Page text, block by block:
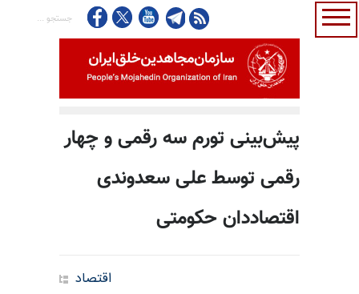
پیش‌بینی تورم سه رقمی و چهار
رقمی توسط علی سعدوندی
اقتصاددان حکومتی
اقتصاد